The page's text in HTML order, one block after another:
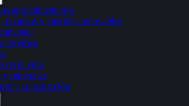
agroalimentarios
recursos y energías renovables
forenses
de la vida
y minerales
y construcción